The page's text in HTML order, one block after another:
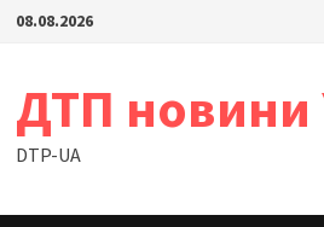
Skip08.08.2026
ДТП новини
DTP-UA